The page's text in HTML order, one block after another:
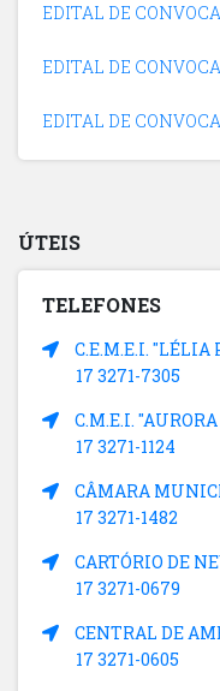
EDITAL DE
EDITAL DE
EDITAL DE
ÚTEIS
TELEFONES
C.E.M.E.I. "LÉLIA
17 3271-7305
C.M.E.I.
17 3271-1124
CÂMARA
17 3271-1482
CARTÓRIO DE
17 3271-0679
CENTRAL DE
17 3271-0605